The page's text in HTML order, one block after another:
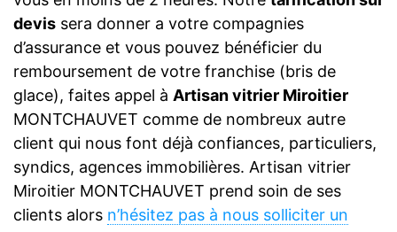
devis sera donner a votre compagnies
d’assurance et vous pouvez bénéficier du
remboursement de votre franchise (bris de
glace), faites appel à Artisan vitrier Miroitier
MONTCHAUVET comme de nombreux autre
client qui nous font déjà confiances, particuliers,
syndics, agences immobilières. Artisan vitrier
Miroitier MONTCHAUVET prend soin de ses
clients alors n’hésitez pas à nous solliciter un